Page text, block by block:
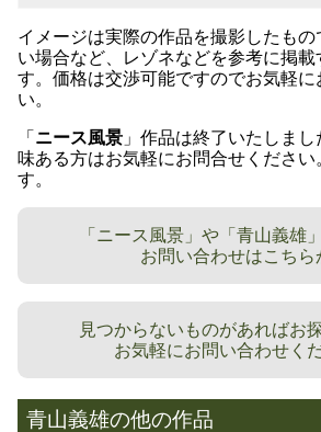
イメージは実際の作品を撮影したも
い場合など、レゾネなどを参考に掲載
す。価格は交渉可能ですのでお気軽に
い。
「 ニース風景 」作品は終了いたしま
味ある方はお気軽にお問合せください
す。
「ニース風景」や「青山義雄
お問い合わせはこちら
見つからないものがあればお
お気軽にお問い合わせくだ
青山義雄の他の作品